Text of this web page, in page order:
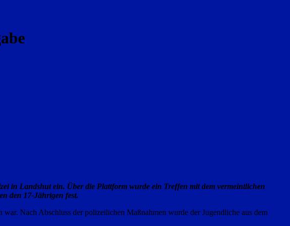
in Landshut ein. Über die Plattform wurde ein Treffen mit dem vermeintlichen
den 17-Jährigen fest.
Nach Abschluss der polizeilichen Maßnahmen wurde der Jugendliche aus dem